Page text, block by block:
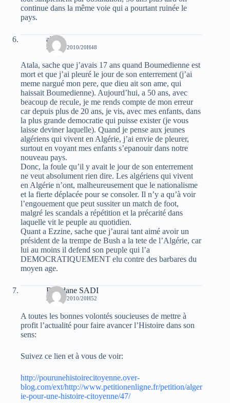
continue dans la même voie qui a pourtant ruinée le
pays.
abed
28 MAI 2010/20H48
Atala, sache que j’avais 17 ans quand Boumedienne est
mort et que j’ai pleuré le jour de son enterrement (j’ai
meme nargué mon pere, que dieu ait son ame, qui
haissait Boumedienne). Aujourd’hui, a 50 ans, avec
beacoup de recule, je me rends compte de mon erreur
car depuis plus de 20 ans, je vis, avec mes enfants, dans
la plus grande democratie qui puisse exister (je vous
laisse deviner laquelle). Quand je pense aux jeunes
algériens qui vivent en Algérie, j’ai envie de pleurer,
surtout en voyant mes enfants s’epanouir dans notre
nouveau pays.
Donc, la foule qu’il y avait le jour de son enterrement
ne veut absolument rien dire. Les algériens qui vivent
en Algérie n’ont, malheureusement que le nationalisme
et la fierte déplacée pour se consoler. Il n’y a qu’à voir
l’engouement que peut sussiter un match de foot,
malgré les scandals a répétition et la précarité dans
laquelle vit le peuple au quotidien.
Quant a Ezzine, sache que j’aurai tant aimé avoir un
président de la trempe de Bush a la tete de l’Algérie, car
lui au moins il defend son peuple qui l’a
DEMOCRATIQUEMENT elu contre des barbares du
moyen age.
Ramdane SADI
28 MAI 2010/20H52
A toutes les bonnes volontés soucieuses de mettre à
profit l’actualité pour faire avancer l’Histoire dans son
sens:
Suivez ce lien et à vous de voir:
http://pourunehistoirecitoyenne.over-
blog.com/ext/http://www.petitionenligne.fr/petition/alger
ie-pour-une-histoire-citoyenne/47/